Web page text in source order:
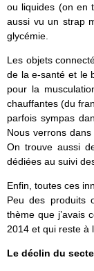
ou liquides (on en
aussi vu un strap
glycémie.
Les objets
de la e-santé et le
pour la
chauffantes (du
parfois sympas
Nous verrons
On trouve aussi
dédiées au suivi
Enfin, toutes ces
Peu des produits
thème que j’avais
2014 et qui reste à
Le déclin du